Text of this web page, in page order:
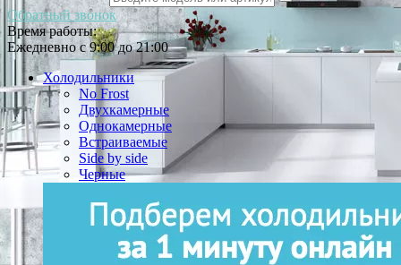
Обратный звонок
Время работы:
Ежедневно с 9:00 до 21:00
Холодильники
No Frost
Двухкамерные
Однокамерные
Встраиваемые
Side by side
Черные